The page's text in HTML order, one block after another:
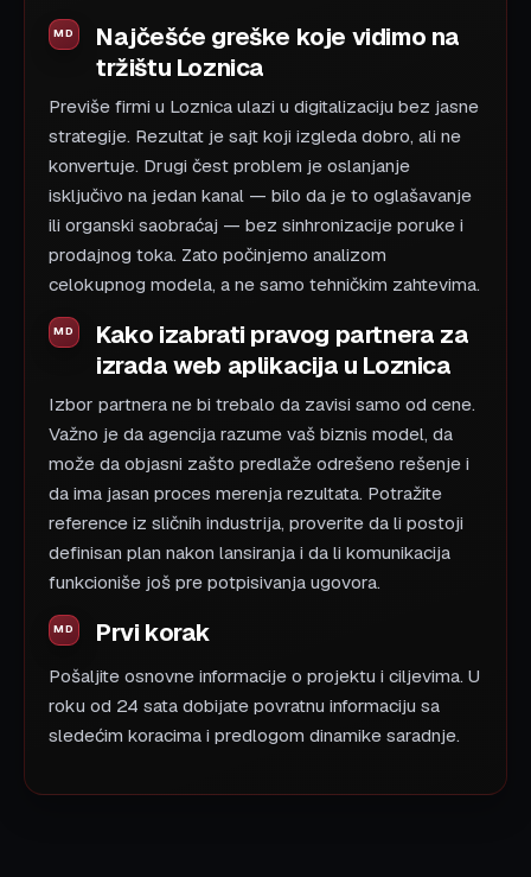
Najčešće greške koje vidimo na
tržištu Loznica
Previše firmi u Loznica ulazi u digitalizaciju bez jasne
strategije. Rezultat je sajt koji izgleda dobro, ali ne
konvertuje. Drugi čest problem je oslanjanje
isključivo na jedan kanal — bilo da je to oglašavanje
ili organski saobraćaj — bez sinhronizacije poruke i
prodajnog toka. Zato počinjemo analizom
celokupnog modela, a ne samo tehničkim zahtevima.
Kako izabrati pravog partnera za
izrada web aplikacija u Loznica
Izbor partnera ne bi trebalo da zavisi samo od cene.
Važno je da agencija razume vaš biznis model, da
može da objasni zašto predlaže odrešeno rešenje i
da ima jasan proces merenja rezultata. Potražite
reference iz sličnih industrija, proverite da li postoji
definisan plan nakon lansiranja i da li komunikacija
funkcioniše još pre potpisivanja ugovora.
Prvi korak
Pošaljite osnovne informacije o projektu i ciljevima. U
roku od 24 sata dobijate povratnu informaciju sa
sledećim koracima i predlogom dinamike saradnje.